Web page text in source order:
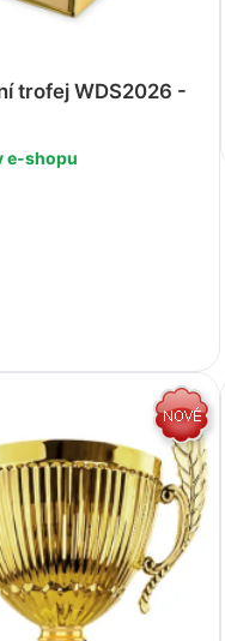
trofej WDS2026 -
e-shopu